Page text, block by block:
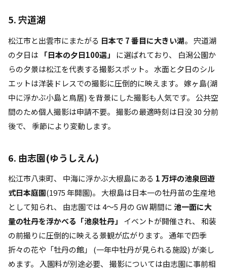
5. 宍道湖
松江市と出雲市にまたがる 日本で 7 番目に大きい湖。 宍道湖
の夕日は
「日本の夕日100選」
に選ばれており、 白潟公園か
らの夕景は松江を代表する撮影スポット。 水面と夕日のシル
エットは洋装ドレスでの撮影に圧倒的に映えます。 嫁ヶ島(湖
中に浮かぶ小島と鳥居) を背景にした撮影も人気です。 公共空
間のため個人撮影は申請不要。 撮影の最適時刻は日没 30 分前
後で、 季節により変動します。
6. 由志園(ゆうしえん)
松江市八束町、 中海に浮かぶ大根島にある 1 万坪の池泉回遊
式日本庭園(1975 年開園)。 大根島は日本一の牡丹苗の生産地
として知られ、 由志園では 4〜5 月の GW 期間に 池一面に大
量の牡丹を浮かべる「池泉牡丹」
イベントが開催され、 和装
の前撮りに圧倒的に映える景観が広がります。 通年で四季
折々の花や「牡丹の館」 (一年中牡丹が見られる施設) が楽し
めます。 入園料が別途必要、 撮影については由志園に事前相